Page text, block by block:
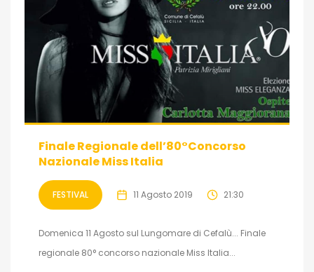
Finale Regionale dell’80°Concorso
Nazionale Miss Italia
FESTIVAL 11 Agosto 2019 21:30
Domenica 11 Agosto sul Lungomare di Cefalù... Finale
regionale 80° concorso nazionale Miss Italia...